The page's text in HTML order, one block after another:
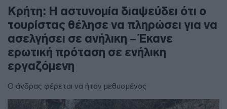
Κρήτη: Η αστυνομία διαψεύδει ότι ο
τουρίστας θέλησε να πληρώσει για να
ασελγήσει σε ανήλικη – Έκανε
ερωτική πρόταση σε ενήλικη
εργαζόμενη
Ο άνδρας φέρεται να ήταν μεθυσμένος